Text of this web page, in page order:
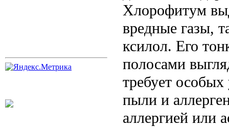
Хлорофитум
вредные газы,
ксилол. Его
полосами
требует
пыли и
аллергией или